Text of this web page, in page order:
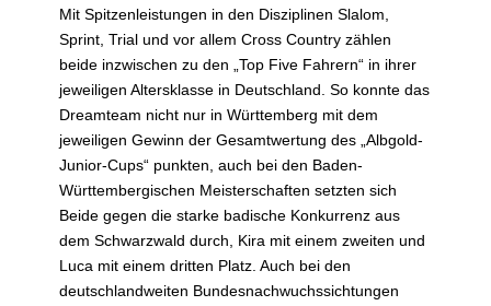
Mit Spitzenleistungen in den Disziplinen Slalom,
Sprint, Trial und vor allem Cross Country zählen
beide inzwischen zu den „Top Five Fahrern“ in ihrer
jeweiligen Altersklasse in Deutschland . So konnte das
Dreamteam nicht nur in Württemberg mit dem
jeweiligen Gewinn der Gesamtwertung des „Albgold-
Junior-Cups“ punkten, auch bei den Baden-
Württembergischen Meisterschaften setzten sich
Beide gegen die starke badische Konkurrenz aus
dem Schwarzwald durch, Kira mit einem zweiten und
Luca mit einem dritten Platz. Auch bei den
deutschlandweiten Bundesnachwuchssichtungen